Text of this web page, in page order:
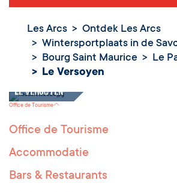
Les Arcs
Ontdek Les Arcs
Wintersportplaats in de
Bourg Saint Maurice
Le
Le Versoyen
Le Versoyen
Office de Tourisme
Office de Tourisme
Accommodatie
Bars & Restaurants